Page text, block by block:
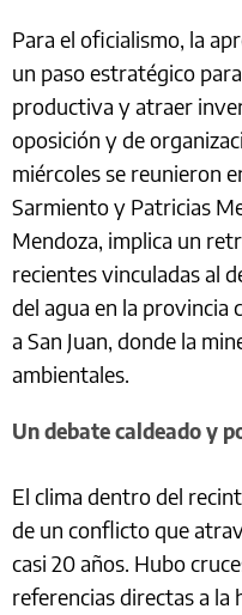
Para el oficialismo, la
un paso estratégico
productiva y atraer
oposición y de
miércoles se reunieron
Sarmiento y Patricias
Mendoza, implica un
recientes vinculadas al
del agua en la provincia
a San Juan, donde la
ambientales.
Un debate caldeado y
El clima dentro del
de un conflicto que
casi 20 años. Hubo
referencias directas a la